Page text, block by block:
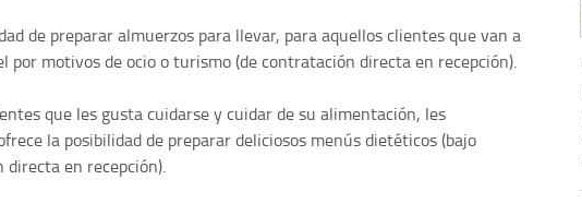
de preparar almuerzos para llevar, para aquellos clientes que van a
por motivos de ocio o turismo (de contratación directa en recepción).
que les gusta cuidarse y cuidar de su alimentación, les
la posibilidad de preparar deliciosos menús dietéticos (bajo
en recepción).